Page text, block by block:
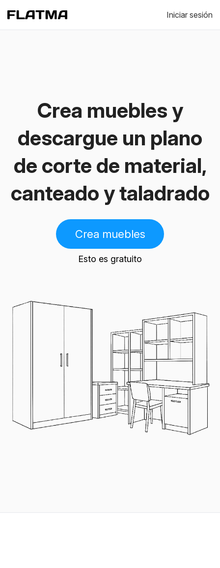
Iniciar sesión
Crea muebles y
descargue un plano
de corte de material,
canteado y taladrado
Crea muebles
Esto es gratuito